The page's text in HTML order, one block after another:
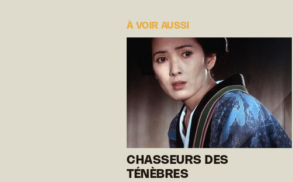
À VOIR AUSSI
CHASSEURS DES
TÉNÈBRES